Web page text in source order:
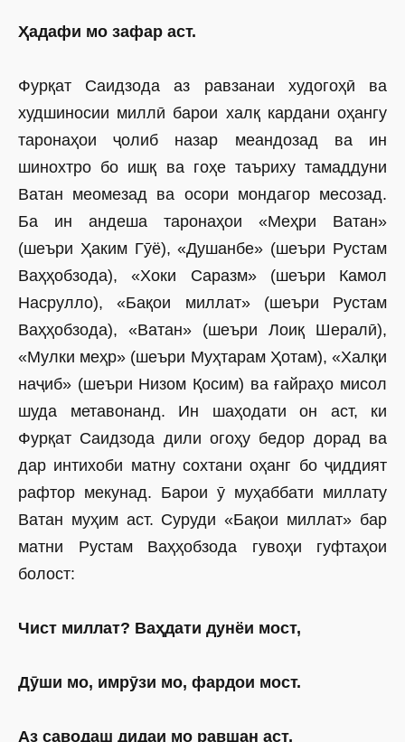
Ҳадафи мо зафар аст.
Фурқат Саидзода аз равзанаи худогоҳӣ ва
худшиносии миллӣ барои халқ кардани оҳангу
таронаҳои ҷолиб назар меандозад ва ин
шинохтро бо ишқ ва гоҳе таъриху тамаддуни
Ватан меомезад ва осори мондагор месозад.
Ба ин андеша таронаҳои «Меҳри Ватан»
(шеъри Ҳаким Гӯё), «Душанбе» (шеъри Рустам
Ваҳҳобзода), «Хоки Саразм» (шеъри Камол
Насрулло), «Бақои миллат» (шеъри Рустам
Ваҳҳобзода), «Ватан» (шеъри Лоиқ Шералӣ),
«Мулки меҳр» (шеъри Муҳтарам Ҳотам), «Халқи
наҷиб» (шеъри Низом Қосим) ва ғайраҳо мисол
шуда метавонанд. Ин шаҳодати он аст, ки
Фурқат Саидзода дили огоҳу бедор дорад ва
дар интихоби матну сохтани оҳанг бо ҷиддият
рафтор мекунад. Барои ӯ муҳаббати миллату
Ватан муҳим аст. Суруди «Бақои миллат» бар
матни Рустам Ваҳҳобзода гувоҳи гуфтаҳои
болост:
Чист миллат? Ваҳдати дунёи мост,
Дӯши мо, имрӯзи мо, фардои мост.
Аз саводаш дидаи мо равшан аст,